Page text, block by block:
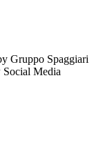
Gruppo Spaggiari
Media